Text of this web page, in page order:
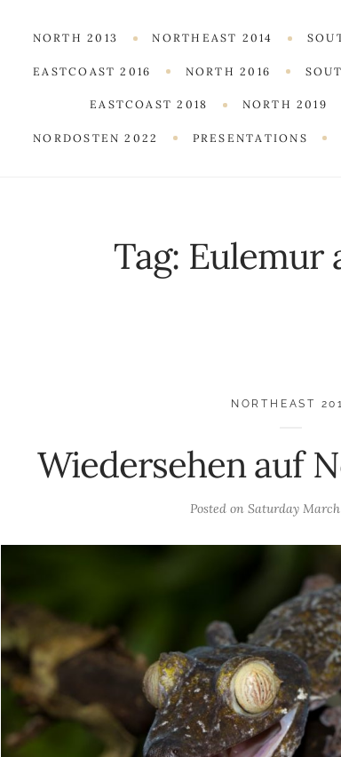
NORTH 2013 NORTHEAST 2014
EASTCOAST 2016 NORTH 2016
EASTCOAST 2018 NORTH 2019
NORDOSTEN 2022 PRESENTATIONS
Tag: Eulemur
NORTHEAST
Wiedersehen auf
Posted on Saturday March